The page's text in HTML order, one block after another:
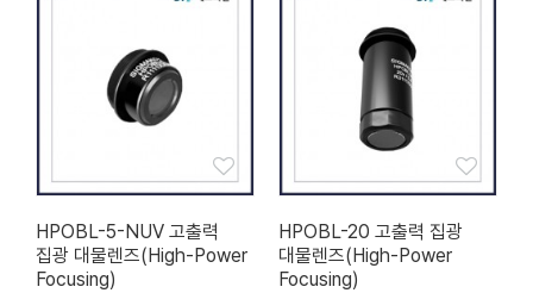
HPOBL-5-NUV 고출력
집광 대물렌즈(High-Power
Focusing)
HPOBL-20 고출력 집광
대물렌즈(High-Power
Focusing)